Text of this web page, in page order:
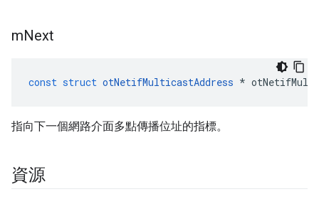
mNext
const struct otNetifMulticastAddress *
指向下一個網路介面多點傳播位址的指標。
資源